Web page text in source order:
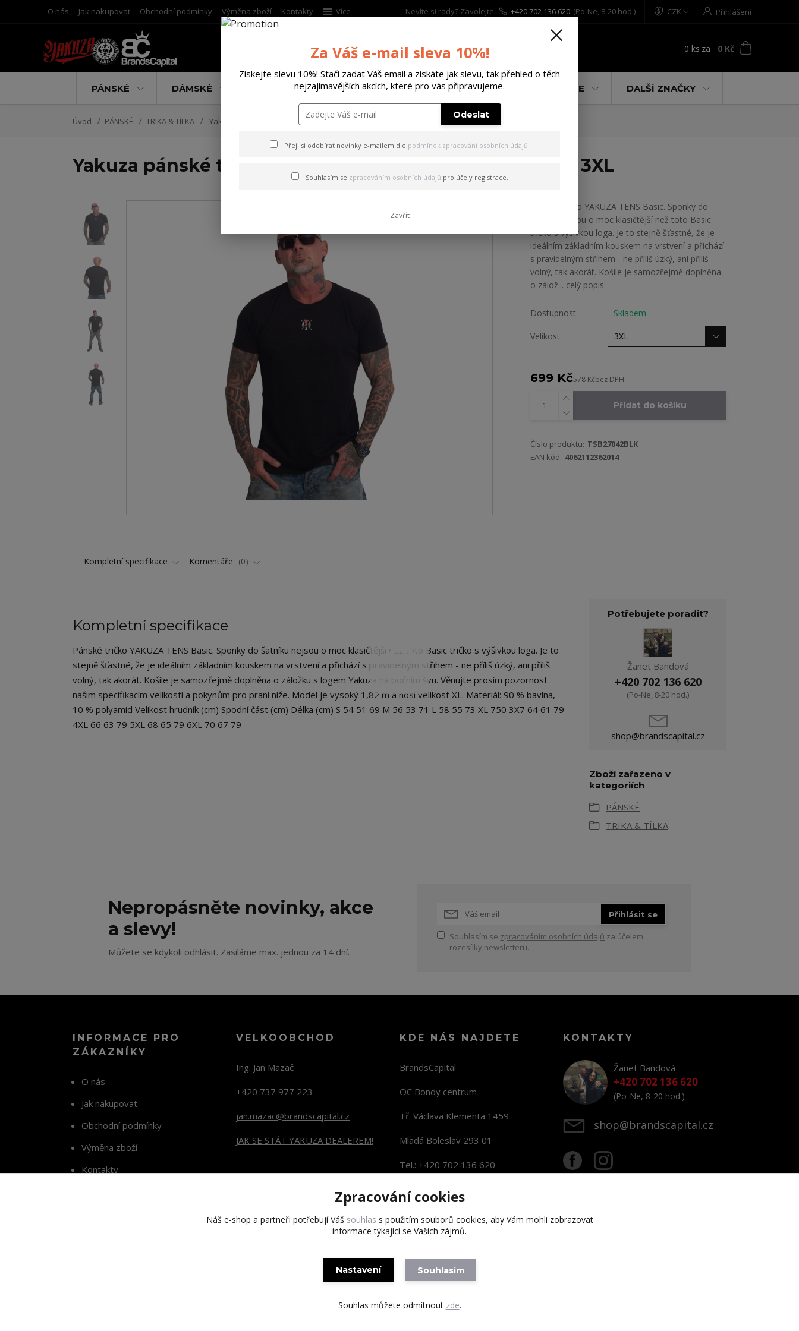
O nás Jak nakupovat Obchodní podmínky Výměna zboží Kontakty Více CZK Přihlášení
Nevíte si rady? Zavolejte. +420 702 136 620 (Po-Ne, 8-20 hod.)
0 ks za 0 Kč
PÁNSKÉ DÁMSKÉ DOPLŇKY DÁRKOVÉ POUKAZY % AKCE DALŠÍ ZNAČKY
Úvod PÁNSKÉ TRIKA & TÍLKA Yakuza pánské tričko Tens Regular Basic T-Shirt black 3XL
Yakuza pánské tričko Tens Regular Basic T-Shirt black 3XL
Pánské tričko YAKUZA TENS Basic. Sponky do
šatníku nejsou o moc klasičtější než toto Basic
tričko s výšivkou loga. Je to stejně šťastné, že je
ideálním základním kouskem na vrstvení a přichází
s pravidelným střihem - ne příliš úzký, ani příliš
volný, tak akorát. Košile je samozřejmě doplněna
o zálož... celý popis
Dostupnost Skladem
Velikost
699 Kč578 Kčbez DPH
Přidat do košíku
Číslo produktu: TSB27042BLK
EAN kód: 4062112362014
Kompletní specifikace Komentáře 0
Kompletní specifikace
Pánské tričko YAKUZA TENS Basic. Sponky do šatníku nejsou o moc klasičtější než toto Basic tričko s výšivkou loga. Je to
stejně šťastné, že je ideálním základním kouskem na vrstvení a přichází s pravidelným střihem - ne příliš úzký, ani příliš
volný, tak akorát. Košile je samozřejmě doplněna o záložku s logem Yakuza na bočním švu. Věnujte prosím pozornost
našim specifikacím velikostí a pokynům pro praní níže. Model je vysoký 1,82 m a nosí velikost XL. Materiál: 90 % bavlna,
10 % polyamid Velikost hrudník (cm) Spodní část (cm) Délka (cm) S 54 51 69 M 56 53 71 L 58 55 73 XL 750 3X7 64 61 79
4XL 66 63 79 5XL 68 65 79 6XL 70 67 79
Potřebujete poradit?
Žanet Bandová
+420 702 136 620
(Po-Ne, 8-20 hod.)
shop@brandscapital.cz
Zboží zařazeno v
kategoriích
PÁNSKÉ
TRIKA & TÍLKA
Nepropásněte novinky, akce
a slevy!
Můžete se kdykoli odhlásit. Zasíláme max. jednou za 14 dní.
Přihlásit se
Souhlasím se zpracováním osobních údajů za účelem
rozesílky newsletteru.
INFORMACE PRO
ZÁKAZNÍKY
O nás
Jak nakupovat
Obchodní podmínky
Výměna zboží
Kontakty
VELKOOBCHOD
Ing. Jan Mazač
+420 737 977 223
jan.mazac@brandscapital.cz
JAK SE STÁT YAKUZA DEALEREM!
KDE NÁS NAJDETE
BrandsCapital
OC Bondy centrum
Tř. Václava Klementa 1459
Mladá Boleslav 293 01
Tel.: +420 702 136 620
KONTAKTY NA PRODEJNY
KONTAKTY
Žanet Bandová
+420 702 136 620
(Po-Ne, 8-20 hod.)
shop@brandscapital.cz
Copyright 2020 BrandsCapital s.r.o.
Za Váš e-mail sleva 10%!
Získejte slevu 10%! Stačí zadat Váš email a ziskáte jak slevu, tak přehled o těch
nejzajímavějších akcích, které pro vás připravujeme.
Odeslat
Přeji si odebírat novinky e-mailem dle podmínek zpracování osobních údajů.
Souhlasím se zpracováním osobních údajů pro účely registrace.
Zavřít
Zpracování cookies
Náš e-shop a partneři potřebují Váš souhlas s použitím souborů cookies, aby Vám mohli zobrazovat
informace týkající se Vašich zájmů.
Nastavení Souhlasím
Souhlas můžete odmítnout zde.